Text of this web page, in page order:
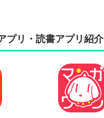
プリ・読書アプリ紹介